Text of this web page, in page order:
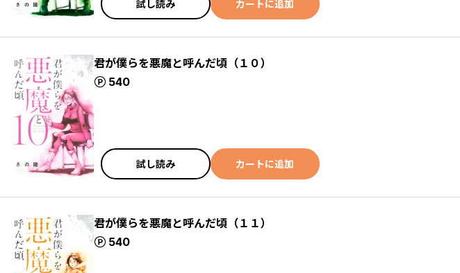
試し読み カートに追加
君が僕らを悪魔と呼んだ頃（１０）
540
ポイント
試し読み カートに追加
君が僕らを悪魔と呼んだ頃（１１）
540
ポイント